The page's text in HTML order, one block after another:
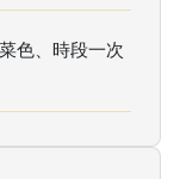
色、時段一次